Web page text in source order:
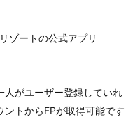
ゾートの公式アプリ
人がユーザー登録していれ
ントからFPが取得可能です